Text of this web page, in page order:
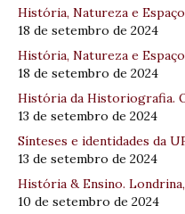
História, Natureza e
18 de setembro de 2024
História, Natureza e
18 de setembro de 2024
História da Historiografia.
13 de setembro de 2024
Sínteses e identidades da
13 de setembro de 2024
História & Ensino. Londrina,
10 de setembro de 2024